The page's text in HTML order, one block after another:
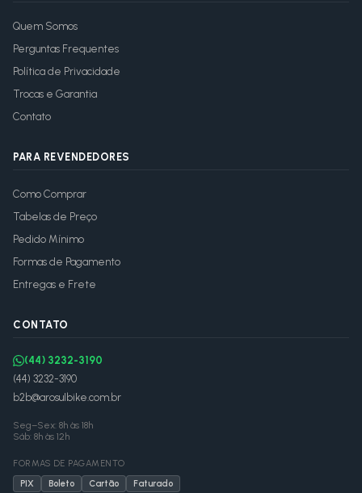
Quem Somos
Perguntas Frequentes
Política de Privacidade
Trocas e Garantia
Contato
PARA REVENDEDORES
Como Comprar
Tabelas de Preço
Pedido Mínimo
Formas de Pagamento
Entregas e Frete
CONTATO
(44) 3232-3190
(44) 3232-3190
b2b@arosulbike.com.br
Seg–Sex: 8h às 18h
Sáb: 8h às 12h
FORMAS DE PAGAMENTO
PIX
Boleto Cartão Faturado